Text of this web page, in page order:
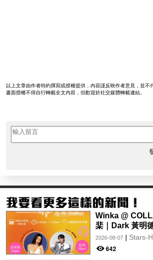
以上文章由作者特約撰寫或授權提供，內容謹反映作者意見，並不
書面授權不得自行轉載全文內容，但歡迎於社交媒體轉載連結。
Winka @
棐｜Dark 黃明
月29日起登陸
wwwtc mall 首
2026-08-07| Stars-
642